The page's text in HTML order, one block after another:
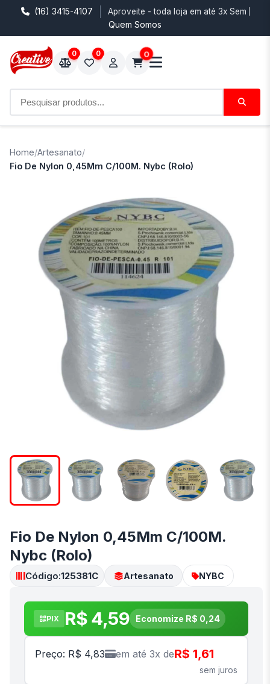
(16) 3415-4107 Aproveite - toda loja em até 3x Sem
Quem Somos
0 0 0
Home/Artesanato/
Fio De Nylon 0,45Mm C/100M. Nybc (Rolo)
Fio De Nylon 0,45Mm C/100M.
Nybc (Rolo)
Código:125381C Artesanato NYBC
PIX R$ 4,59 Economize R$ 0,24
Preço: R$ 4,83 em até 3x deR$ 1,61
sem juros